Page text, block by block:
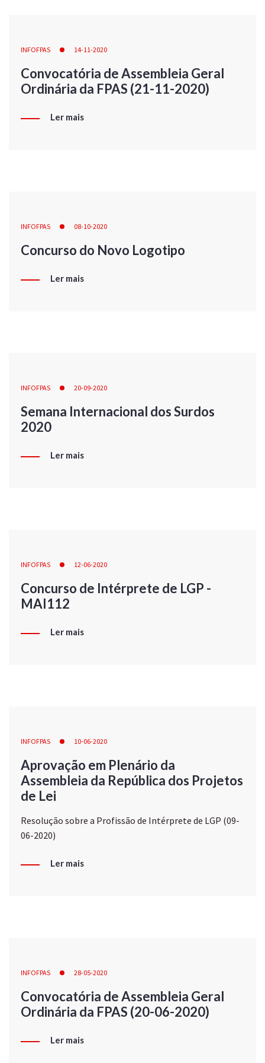
INFOFPAS 14-11-2020
Convocatória de Assembleia Geral
Ordinária da FPAS (21-11-2020)
Ler mais
INFOFPAS 08-10-2020
Concurso do Novo Logotipo
Ler mais
INFOFPAS 20-09-2020
Semana Internacional dos Surdos
2020
Ler mais
INFOFPAS 12-06-2020
Concurso de Intérprete de LGP -
MAI112
Ler mais
INFOFPAS 10-06-2020
Aprovação em Plenário da
Assembleia da República dos Projetos
de Lei
Resolução sobre a Profissão de Intérprete de LGP (09-
06-2020)
Ler mais
INFOFPAS 28-05-2020
Convocatória de Assembleia Geral
Ordinária da FPAS (20-06-2020)
Ler mais